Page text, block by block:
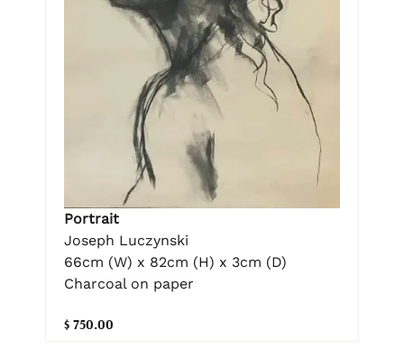
Portrait
Joseph Luczynski
66cm (W) x 82cm (H) x 3cm (D)
Charcoal on paper
$ 750.00